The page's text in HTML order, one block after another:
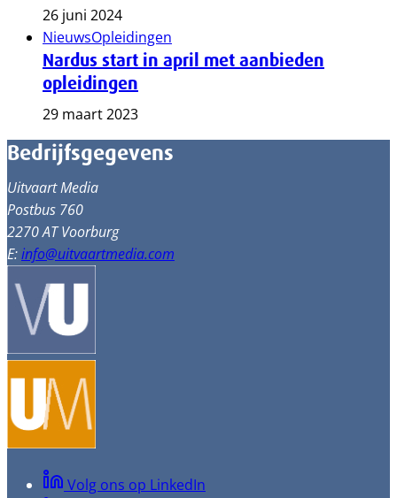
26 juni 2024
NieuwsOpleidingen
Nardus start in april met aanbieden
opleidingen
29 maart 2023
Bedrijfsgegevens
Uitvaart Media
Postbus 760
2270 AT Voorburg
E:info@uitvaartmedia.com
Volg ons op LinkedIn